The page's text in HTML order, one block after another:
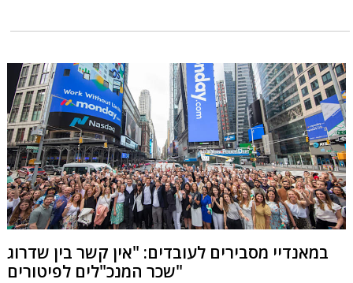
במאנדיי מסבירים לעובדים: "אין קשר בין שדרוג
שכר המנכ"לים לפיטורים"